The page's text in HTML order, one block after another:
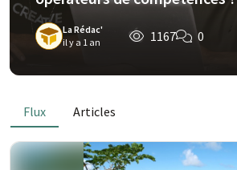
La Rédac'
il y a 1 an
1167 0
Flux Articles